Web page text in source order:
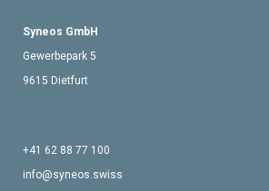
Syneos GmbH
Gewerbepark 5
9615 Dietfurt
+41 62 88 77 100
info@syneos.swiss